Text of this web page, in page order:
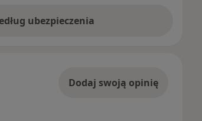
ubezpieczenia
Dodaj swoją opinię